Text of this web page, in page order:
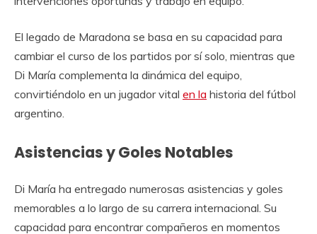
El legado de Maradona se basa en su capacidad para
cambiar el curso de los partidos por sí solo, mientras que
Di María complementa la dinámica del equipo,
convirtiéndolo en un jugador vital en la historia del fútbol
argentino.
Asistencias y Goles Notables
Di María ha entregado numerosas asistencias y goles
memorables a lo largo de su carrera internacional. Su
capacidad para encontrar compañeros en momentos